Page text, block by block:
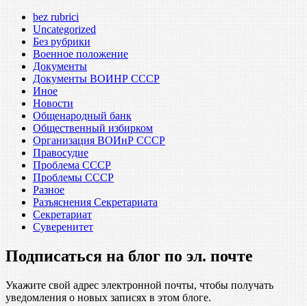
bez rubrici
Uncategorized
Без рубрики
Военное положение
Документы
Документы ВОИНР СССР
Иное
Новости
Общенародный банк
Общественный избирком
Организация ВОИнР СССР
Правосудие
Проблема СССР
Проблемы СССР
Разное
Разъяснения Секретариата
Секретариат
Суверенитет
Подписаться на блог по эл. почте
Укажите свой адрес электронной почты, чтобы получать
уведомления о новых записях в этом блоге.